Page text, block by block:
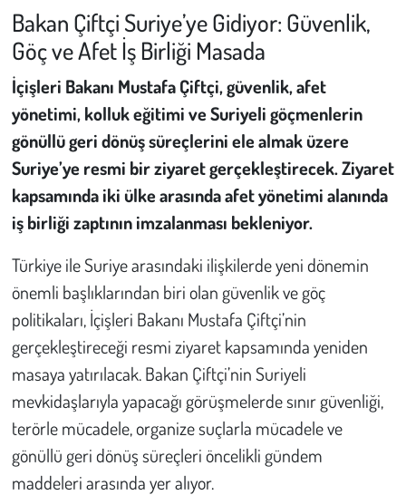
Bakan Çiftçi Suriye’ye Gidiyor: Güvenlik,
Göç ve Afet İş Birliği Masada
İçişleri Bakanı Mustafa Çiftçi, güvenlik, afet
yönetimi, kolluk eğitimi ve Suriyeli göçmenlerin
gönüllü geri dönüş süreçlerini ele almak üzere
Suriye’ye resmi bir ziyaret gerçekleştirecek. Ziyaret
kapsamında iki ülke arasında afet yönetimi alanında
iş birliği zaptının imzalanması bekleniyor.
Türkiye ile Suriye arasındaki ilişkilerde yeni dönemin
önemli başlıklarından biri olan güvenlik ve göç
politikaları, İçişleri Bakanı Mustafa Çiftçi’nin
gerçekleştireceği resmi ziyaret kapsamında yeniden
masaya yatırılacak. Bakan Çiftçi’nin Suriyeli
mevkidaşlarıyla yapacağı görüşmelerde sınır güvenliği,
terörle mücadele, organize suçlarla mücadele ve
gönüllü geri dönüş süreçleri öncelikli gündem
maddeleri arasında yer alıyor.
Hayvan Hakları
Çevre
Galeri
Günün İçinden
Vefat İlanları
Hukuk
Tarım
Son Dakika
Kent
Eğlence